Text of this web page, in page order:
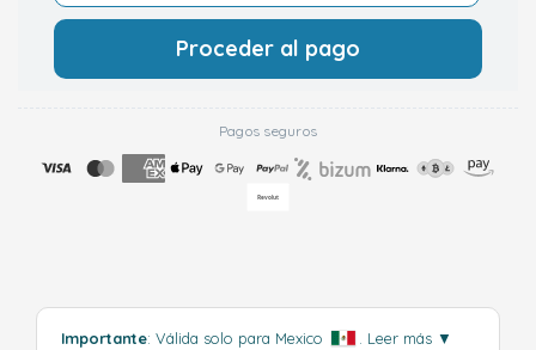
Proceder al pago
Pagos seguros
Importante: Válida solo para Mexico . Leer más ▼